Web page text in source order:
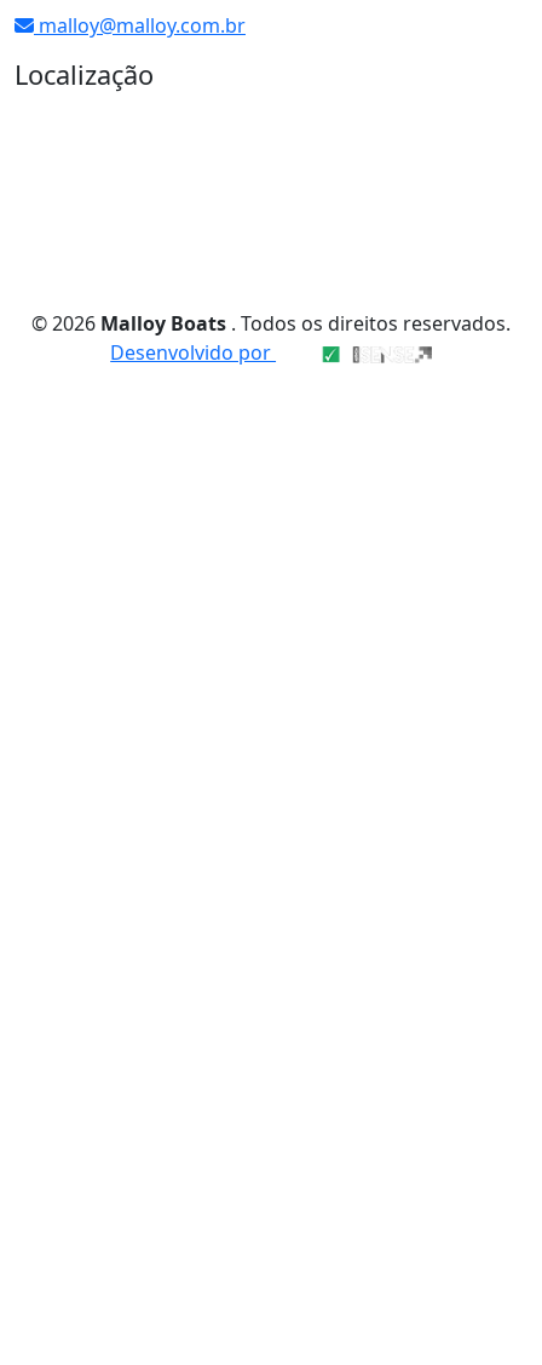
malloy@malloy.com.br
Localização
© 2026 Malloy Boats . Todos os direitos reservados.
Desenvolvido por